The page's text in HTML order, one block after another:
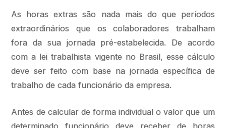
As horas extras são nada mais do que períodos
extraordinários que os colaboradores trabalham
fora da sua jornada pré-estabelecida. De acordo
com a lei trabalhista vigente no Brasil, esse cálculo
deve ser feito com base na jornada específica de
trabalho de cada funcionário da empresa.
Antes de calcular de forma individual o valor que um
determinado funcionário deve receber de horas